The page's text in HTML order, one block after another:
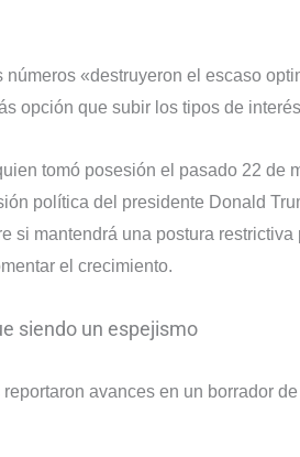
«destruyeron el escaso
opción que subir los tipos de
tomó posesión el pasado 22 de
política del presidente Donald
si mantendrá una postura
el crecimiento.
siendo un espejismo
avances en un borrador